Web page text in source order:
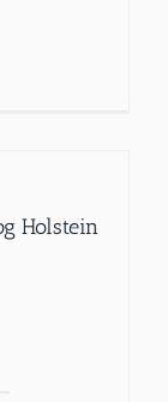
Holstein